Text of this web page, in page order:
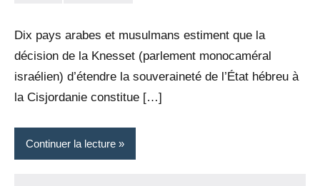
Dix pays arabes et musulmans estiment que la
décision de la Knesset (parlement monocaméral
israélien) d’étendre la souveraineté de l’État hébreu à
la Cisjordanie constitue […]
Continuer la lecture